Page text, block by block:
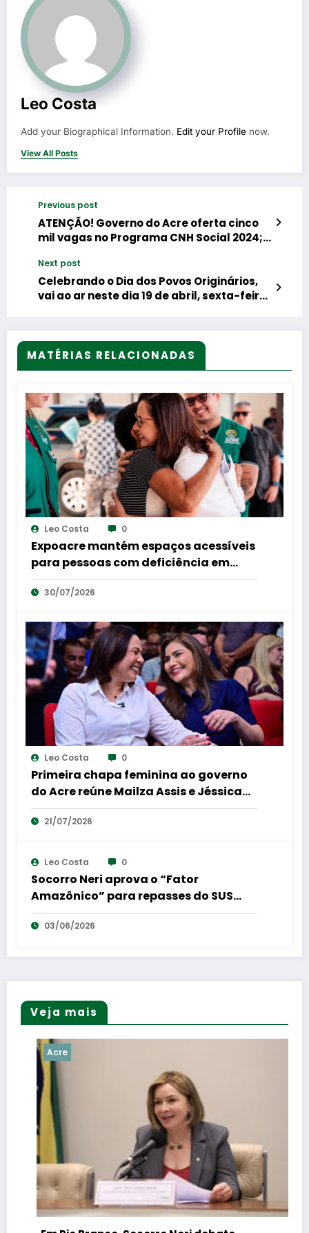
Leo Costa
Add your Biographical Information. Edit your Profile now.
View All Posts
Previous post
ATENÇÃO! Governo do Acre oferta cinco
mil vagas no Programa CNH Social 2024;
Next post
Celebrando o Dia dos Povos Originários,
vai ao ar neste dia 19 de abril, sexta-feira,
MATÉRIAS RELACIONADAS
Leo Costa 0
Expoacre mantém espaços acessíveis
para pessoas com deficiência em
shows e rodeios
30/07/2026
Leo Costa 0
Primeira chapa feminina ao governo
do Acre reúne Mailza Assis e Jéssica
Sales em coletiva de imprensa
21/07/2026
Leo Costa 0
Socorro Neri aprova o “Fator
Amazônico” para repasses do SUS
para a região Norte
03/06/2026
Veja mais
Socorro